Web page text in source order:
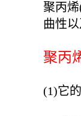
聚丙
曲性
聚丙
(1)它